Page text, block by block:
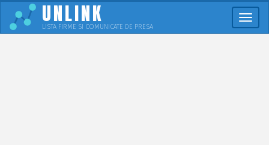
UNLINK
LISTA FIRME SI COMUNICATE DE PRESA